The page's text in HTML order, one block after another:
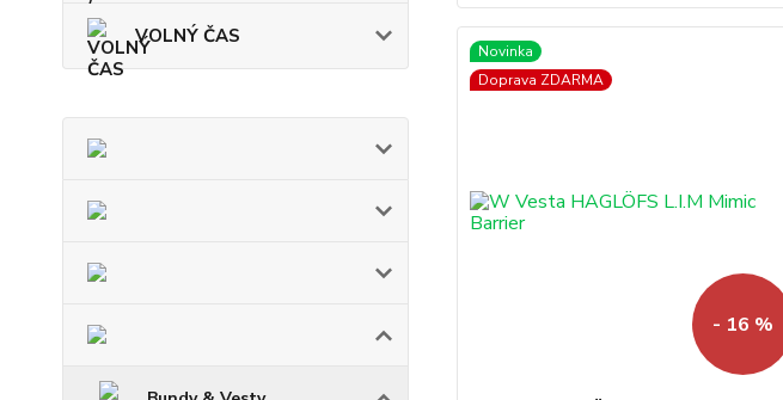
VOLNÝ ČAS
Novinka
Doprava ZDARMA
- 16 %